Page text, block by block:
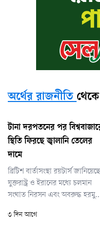
অর্থের রাজনীতি
টানা দরপতনের পর
স্থিতি ফিরছে জ্বালানি তেলের
দামে
ব্রিটিশ বার্তাসংস্থা রয়টার্স
যুক্তরাষ্ট্র ও ইরানের মধ্যে চলমান
সংঘাত নিরসন এবং অবরুদ্ধ
করতে চলমান কূটনৈতিক প্রচেষ্টার
৩ দিন আগে